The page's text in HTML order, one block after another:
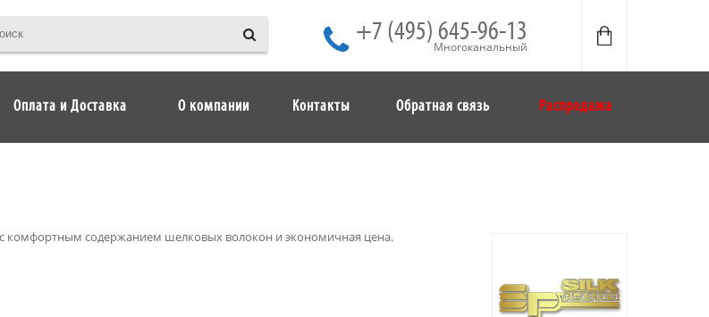
+7 (495) 645-96-13
Многоканальный
Оплата и Доставка О компании Контакты Обратная связь Распродажа
содержанием шелковых волокон и экономичная цена.